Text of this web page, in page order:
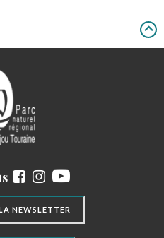
NEWSLETTER